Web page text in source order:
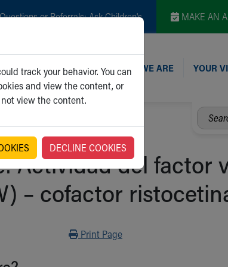
Questions or Referrals:Ask Children's MAKE AN
NEW PARENTS WHO WE ARE YOUR
Search
our
Actividad del factor
– cofactor
Print
Print Page
track your behavior. You can
and view the content, or
not view the content.
DECLINE COOKIES